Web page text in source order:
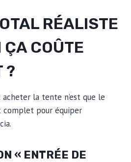
RÉALISTE
ÇA COÛTE
?
la tente n’est que le
complet pour équiper
« ENTRÉE DE